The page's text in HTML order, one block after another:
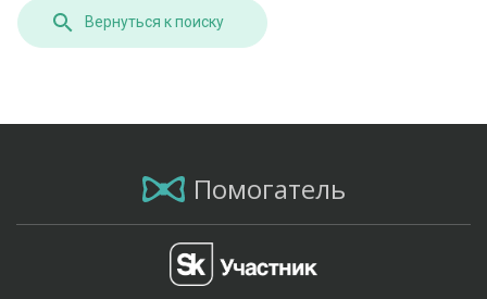
Вернуться к поиску
Помогатель